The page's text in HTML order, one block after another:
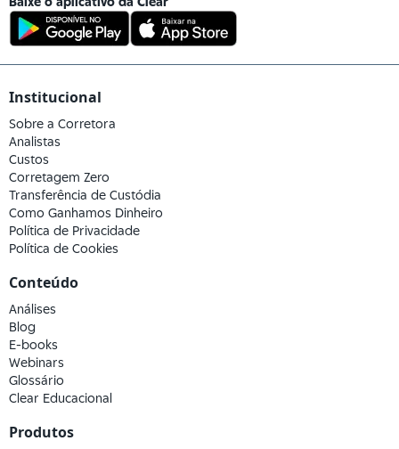
Institucional
Sobre a Corretora
Analistas
Custos
Corretagem Zero
Transferência de Custódia
Como Ganhamos Dinheiro
Política de Privacidade
Política de Cookies
Conteúdo
Análises
Blog
E-books
Webinars
Glossário
Clear Educacional
Produtos